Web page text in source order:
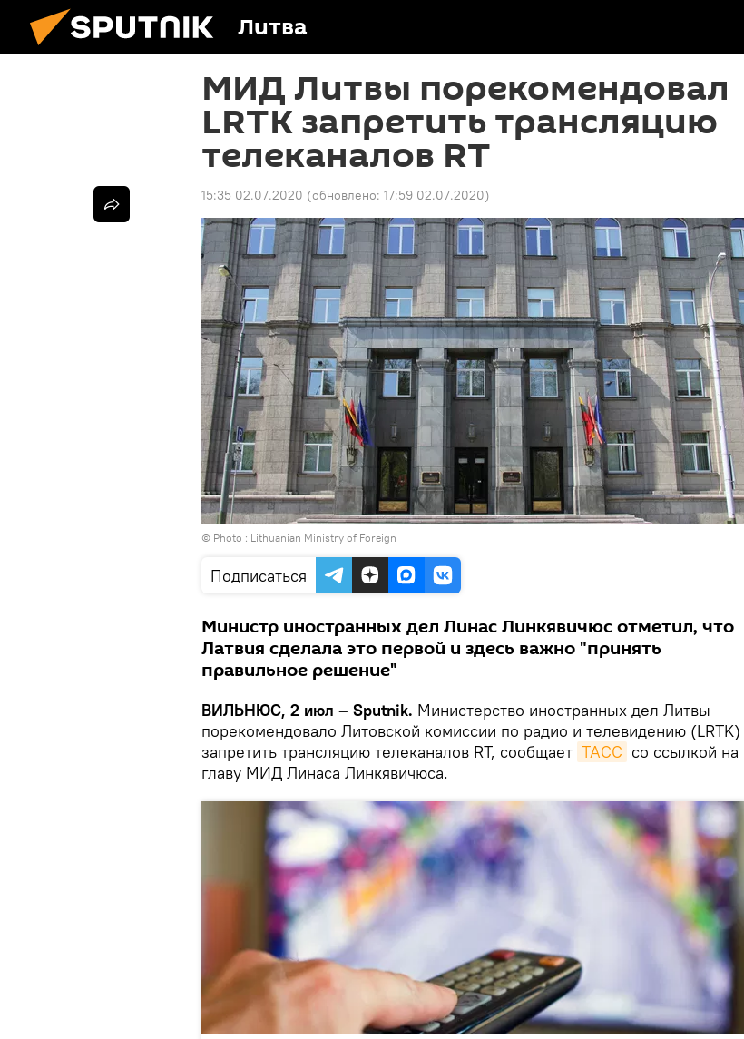
Литва
МИД Литвы порекомендовал
LRTK запретить трансляцию
телеканалов RT
15:35 02.07.2020 (обновлено: 17:59 02.07.2020)
© Photo : Lithuanian Ministry of Foreign
Подписаться
Министр иностранных дел Линас Линкявичюс отметил, что
Латвия сделала это первой и здесь важно "принять
правильное решение"
ВИЛЬНЮС, 2 июл – Sputnik. Министерство иностранных дел Литвы
порекомендовало Литовской комиссии по радио и телевидению (LRTK)
запретить трансляцию телеканалов RT, сообщает ТАСС со ссылкой на
главу МИД Линаса Линкявичюса.